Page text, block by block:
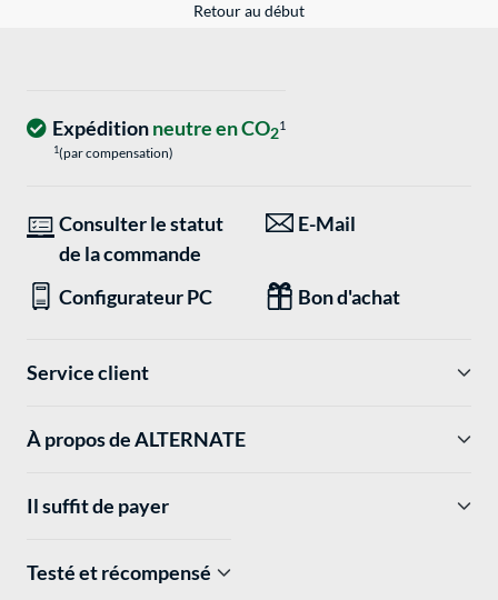
Retour au début
Expéditionneutre en CO21
1(par compensation)
Consulter le statut
de la commande
E-Mail
Configurateur PC Bon d'achat
Service client
À propos de ALTERNATE
Il suffit de payer
Testé et récompensé